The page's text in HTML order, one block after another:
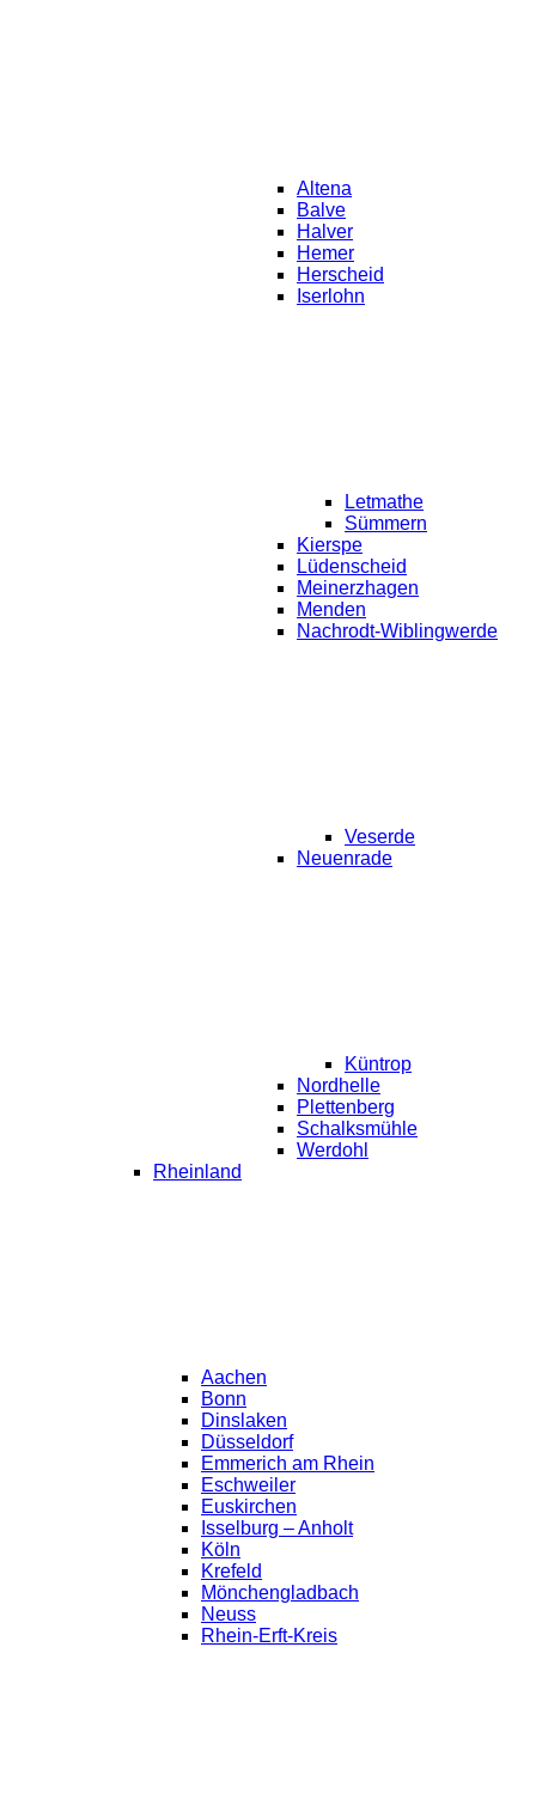
Altena
Balve
Halver
Hemer
Herscheid
Iserlohn
Letmathe
Sümmern
Kierspe
Lüdenscheid
Meinerzhagen
Menden
Nachrodt-Wiblingwerde
Veserde
Neuenrade
Küntrop
Nordhelle
Plettenberg
Schalksmühle
Werdohl
Rheinland
Aachen
Bonn
Dinslaken
Düsseldorf
Emmerich am Rhein
Eschweiler
Euskirchen
Isselburg – Anholt
Köln
Krefeld
Mönchengladbach
Neuss
Rhein-Erft-Kreis